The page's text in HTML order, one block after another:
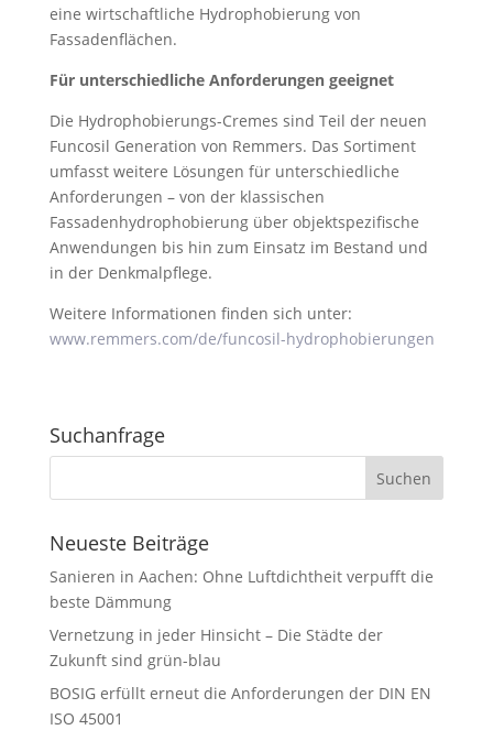
eine wirtschaftliche Hydrophobierung von
Fassadenflächen.
Für unterschiedliche Anforderungen geeignet
Die Hydrophobierungs-Cremes sind Teil der neuen
Funcosil Generation von Remmers. Das Sortiment
umfasst weitere Lösungen für unterschiedliche
Anforderungen – von der klassischen
Fassadenhydrophobierung über objektspezifische
Anwendungen bis hin zum Einsatz im Bestand und
in der Denkmalpflege.
Weitere Informationen finden sich unter:
www.remmers.com/de/funcosil-hydrophobierungen
Suchanfrage
Neueste Beiträge
Sanieren in Aachen: Ohne Luftdichtheit verpufft die
beste Dämmung
Vernetzung in jeder Hinsicht – Die Städte der
Zukunft sind grün-blau
BOSIG erfüllt erneut die Anforderungen der DIN EN
ISO 45001